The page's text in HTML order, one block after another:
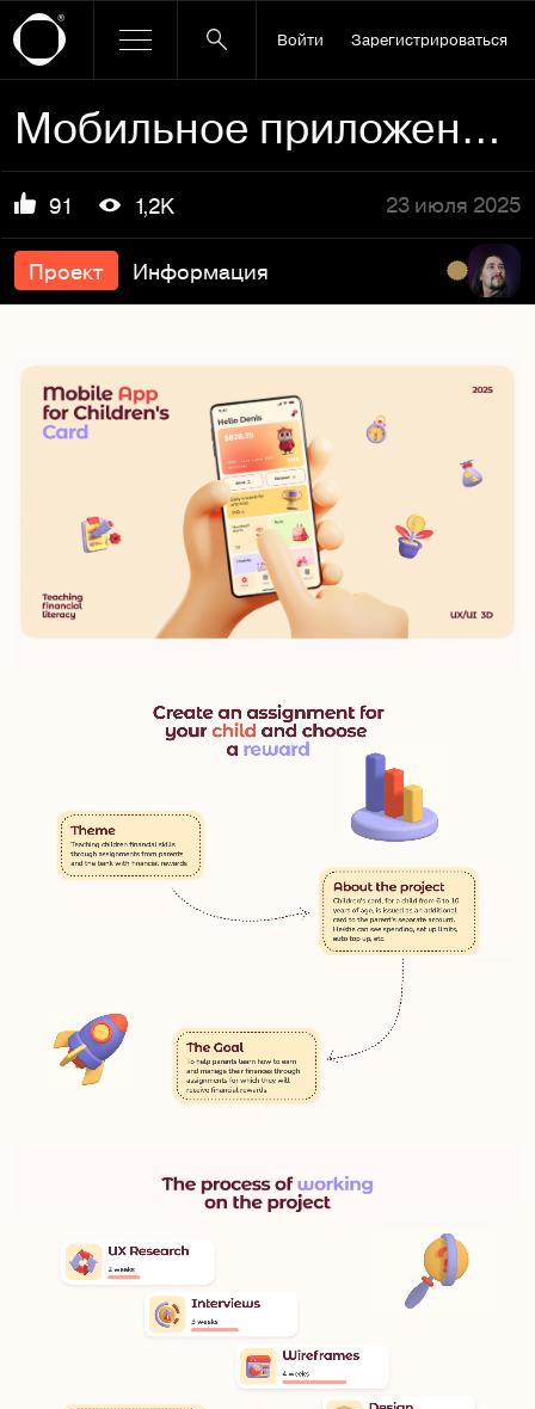
Войти Зарегистрироваться
Мобильное приложение для детской банковской карты
91 1,2K 23 июля 2025
Проект Информация